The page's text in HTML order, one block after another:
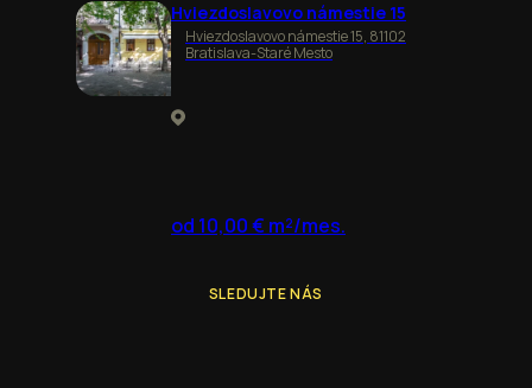
Hviezdoslavovo námestie 15
Hviezdoslavovo námestie 15, 81102
Bratislava-Staré Mesto
od 10,00 € m²/mes.
SLEDUJTE NÁS